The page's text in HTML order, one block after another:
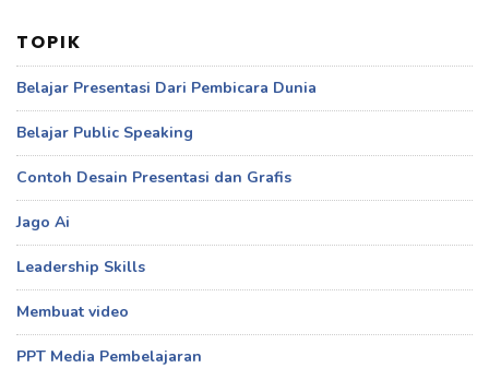
TOPIK
Belajar Presentasi Dari Pembicara Dunia
Belajar Public Speaking
Contoh Desain Presentasi dan Grafis
Jago Ai
Leadership Skills
Membuat video
PPT Media Pembelajaran